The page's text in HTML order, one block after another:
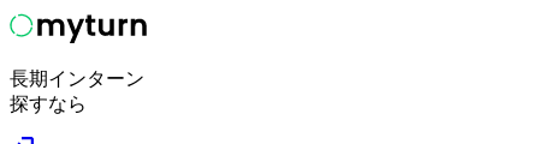
長期インターン
探すなら